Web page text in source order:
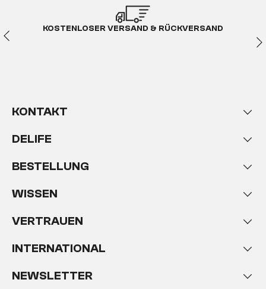
KOSTENLOSER VERSAND & RÜCKVERSAND
KONTAKT
DELIFE
BESTELLUNG
WISSEN
VERTRAUEN
INTERNATIONAL
NEWSLETTER